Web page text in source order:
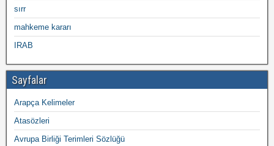
sırr
mahkeme kararı
IRAB
Sayfalar
Arapça Kelimeler
Atasözleri
Avrupa Birliği Terimleri Sözlüğü